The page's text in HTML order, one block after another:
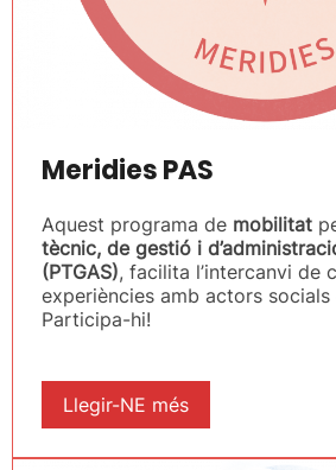
Meridies PAS
Aquest programa de mobilitat
tècnic, de gestió i
(PTGAS), facilita l’intercanvi de
experiències amb actors
Participa-hi!
Llegir-NE més